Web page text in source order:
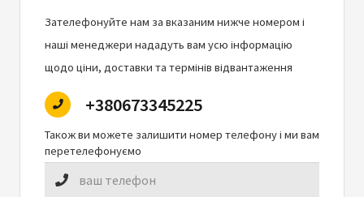
Зателефонуйте нам за вказаним нижче номером і
наші менеджери нададуть вам усю інформацію
щодо ціни, доставки та термінів відвантаження
+380673345225
Також ви можете залишити номер телефону і ми вам
перетелефонуємо